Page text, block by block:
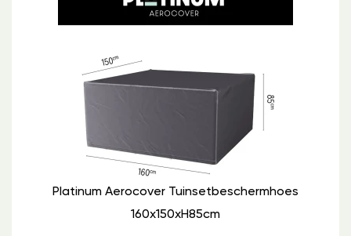
Platinum Aerocover Tuinsetbeschermhoes
160x150xH85cm